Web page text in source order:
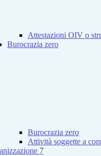
Attestazioni OIV o
Burocrazia zero
Burocrazia zero
Attività soggette a
7